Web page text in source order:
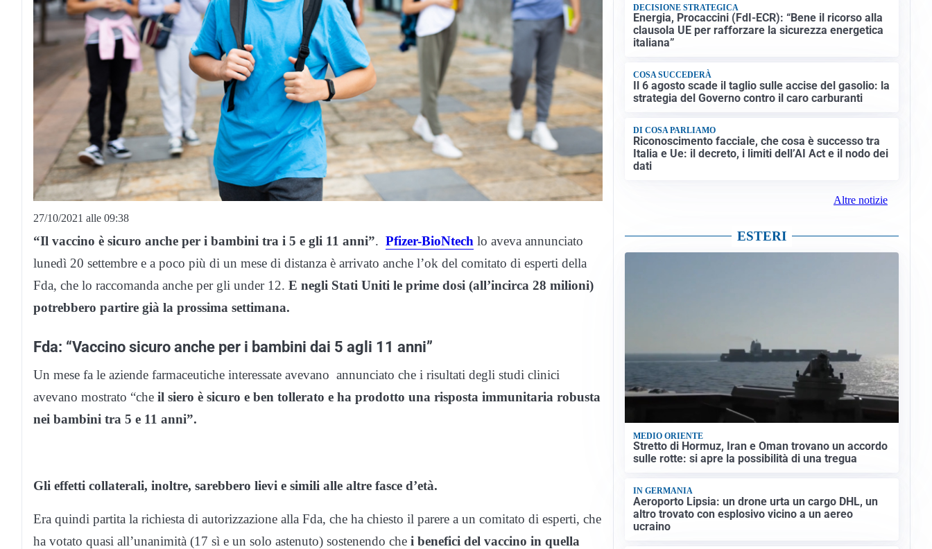
27/10/2021 alle 09:38
“Il vaccino è sicuro anche per i bambini tra i 5 e gli 11 anni”. Pfizer-BioNtech lo aveva annunciato
lunedì 20 settembre e a poco più di un mese di distanza è arrivato anche l’ok del comitato di esperti della
Fda, che lo raccomanda anche per gli under 12. E negli Stati Uniti le prime dosi (all’incirca 28 milioni)
potrebbero partire già la prossima settimana.
Fda: “Vaccino sicuro anche per i bambini dai 5 agli 11 anni”
Un mese fa le aziende farmaceutiche interessate avevano annunciato che i risultati degli studi clinici
avevano mostrato “che il siero è sicuro e ben tollerato e ha prodotto una risposta immunitaria robusta
nei bambini tra 5 e 11 anni”.
Gli effetti collaterali, inoltre, sarebbero lievi e simili alle altre fasce d’età.
Era quindi partita la richiesta di autorizzazione alla Fda, che ha chiesto il parere a un comitato di esperti, che
ha votato quasi all’unanimità (17 sì e un solo astenuto) sostenendo che i benefici del vaccino in quella
DECISIONE STRATEGICA
Energia, Procaccini (FdI-ECR): “Bene il ricorso alla
clausola UE per rafforzare la sicurezza energetica
italiana”
COSA SUCCEDERÀ
Il 6 agosto scade il taglio sulle accise del gasolio: la
strategia del Governo contro il caro carburanti
DI COSA PARLIAMO
Riconoscimento facciale, che cosa è successo tra
Italia e Ue: il decreto, i limiti dell’AI Act e il nodo dei
dati
Altre notizie
ESTERI
MEDIO ORIENTE
Stretto di Hormuz, Iran e Oman trovano un accordo
sulle rotte: si apre la possibilità di una tregua
IN GERMANIA
Aeroporto Lipsia: un drone urta un cargo DHL, un
altro trovato con esplosivo vicino a un aereo
ucraino